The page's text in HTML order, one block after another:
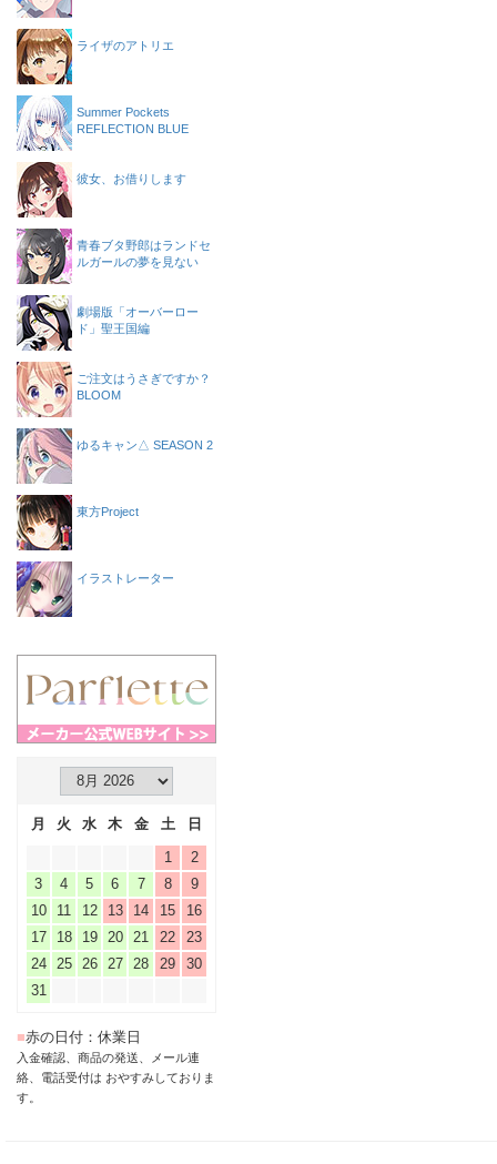
ライザのアトリエ
Summer Pockets
REFLECTION BLUE
彼女、お借りします
青春ブタ野郎はランドセ
ルガールの夢を見ない
劇場版「オーバーロー
ド」聖王国編
ご注文はうさぎですか？
BLOOM
ゆるキャン△ SEASON 2
東方Project
イラストレーター
月 火 水 木 金 土
日
1
2
3
4 5 6 7 8
9
10
11 12 13 14 15
16
17
18 19 20 21 22
23
24
25 26 27 28 29
30
31
■赤の日付：休業日
入金確認、商品の発送、メール連
絡、電話受付は おやすみしておりま
す。